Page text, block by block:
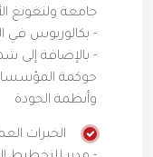
جامعة ولنغونغ
- بكالوريوس في
- بالإضافة إلى
حوكمة المؤسسات
وأنظمة الجودة
الخبرات